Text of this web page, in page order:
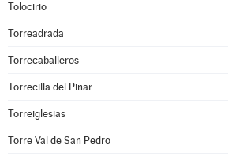
Tolocirio
Torreadrada
Torrecaballeros
Torrecilla del Pinar
Torreiglesias
Torre Val de San Pedro